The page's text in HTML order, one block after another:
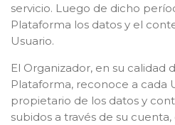
servicio. Luego de dicho
Plataforma los datos y el
Usuario.
El Organizador, en su calidad
Plataforma, reconoce a cada
propietario de los datos y
subidos a través de su